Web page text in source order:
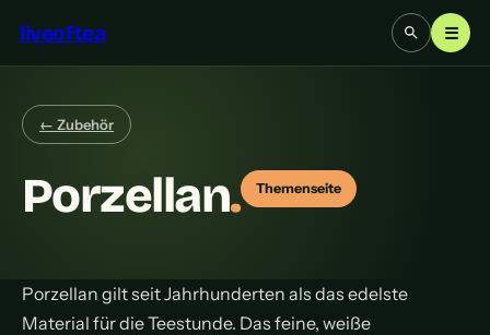
liveoftea ☰
← Zubehör
Porzellan. Themenseite
Porzellan gilt seit Jahrhunderten als das edelste
Material für die Teestunde. Das feine, weiße